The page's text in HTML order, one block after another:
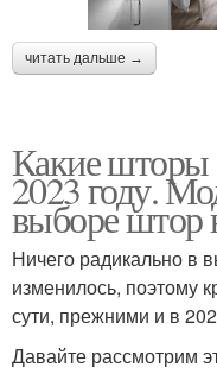
читать дальше →
Какие шторы
2023 году.
выборе штор
Ничего радикально в
изменилось, поэтому
сути, прежними и в
Давайте рассмотрим